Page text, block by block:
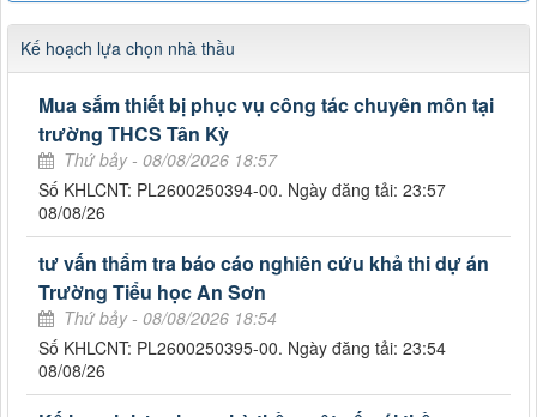
Kế hoạch lựa chọn nhà thầu
Mua sắm thiết bị phục vụ công tác chuyên môn tại
trường THCS Tân Kỳ
Thứ bảy - 08/08/2026 18:57
Số KHLCNT: PL2600250394-00. Ngày đăng tải: 23:57
08/08/26
tư vấn thẩm tra báo cáo nghiên cứu khả thi dự án
Trường Tiểu học An Sơn
Thứ bảy - 08/08/2026 18:54
Số KHLCNT: PL2600250395-00. Ngày đăng tải: 23:54
08/08/26